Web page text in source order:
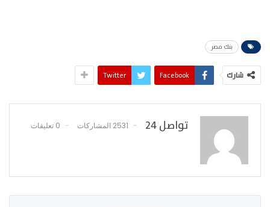
بنك مصر
شارك Facebook
Twitter
تواصل 24 2531 المشاركات 0 تعليقات